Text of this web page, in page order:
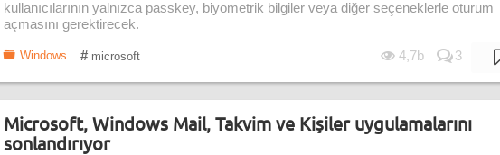
kullanıcılarının yalnızca passkey, biyometrik bilgiler veya diğer seçeneklerle oturum
açmasını gerektirecek.
Windows # microsoft 4,7b 3
Microsoft, Windows Mail, Takvim ve Kişiler uygulamalarını
sonlandırıyor